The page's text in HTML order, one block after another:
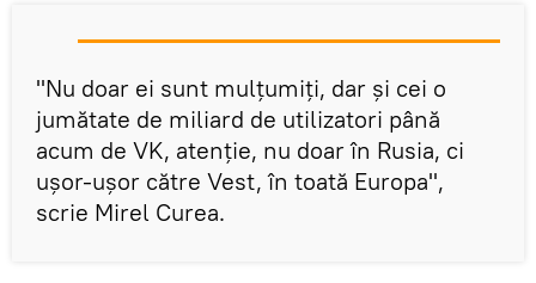
"Nu doar ei sunt mulțumiți, dar și cei o
jumătate de miliard de utilizatori până
acum de VK, atenție, nu doar în Rusia, ci
ușor-ușor către Vest, în toată Europa",
scrie Mirel Curea.